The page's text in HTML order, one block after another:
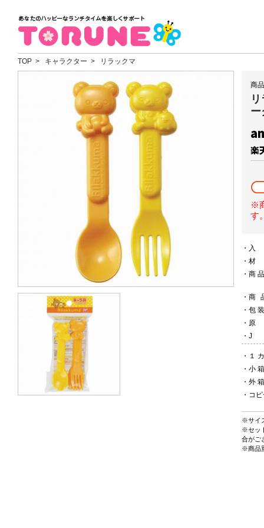
TOP > キャラクター > リラックマ
商
ー
楽
※
す
・
・
・ 商
・ 商
・ 包
・
・
・
１
・ 小
・ 外
・ コ
※サイ
※セッ
合がご
※商品